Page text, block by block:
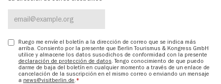
Ruego me envíe el boletín a la dirección de correo que se indica más
arriba. Consiento por la presente que Berlin Tourismus & Kongress GmbH
utilice y almacene los datos susodichos de conformidad con la presente
declaración de protección de datos . Tengo conocimiento de que puedo
darme de baja del boletín en cualquier momento a través de un enlace de
cancelación de la suscripción en el mismo correo o enviando un mensaje
a news@visitberlin.de